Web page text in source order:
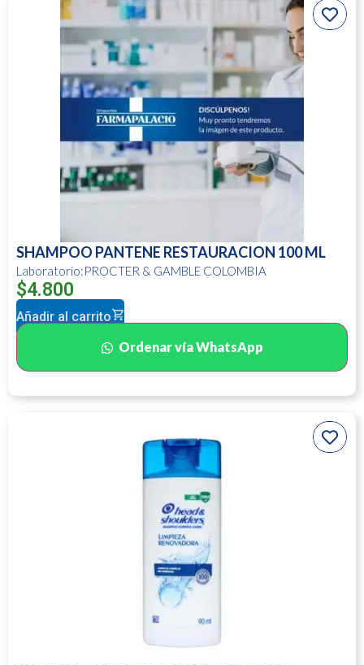
SHAMPOO PANTENE RESTAURACION 100 ML
Laboratorio:PROCTER & GAMBLE COLOMBIA
$4.800
Añadir al carrito
Ordenar vía WhatsApp